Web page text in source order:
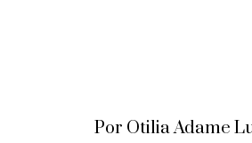
Por Otilia Adame